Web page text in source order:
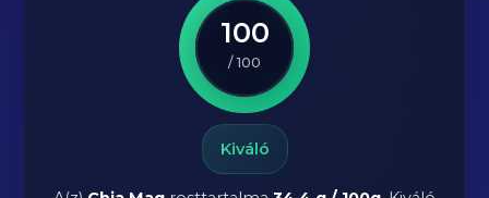
100
/ 100
Kiváló